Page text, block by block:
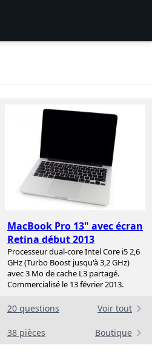
MacBook Pro 13" avec écran
Retina début 2013
Processeur dual-core Intel Core i5 2,6
GHz (Turbo Boost jusqu'à 3,2 GHz)
avec 3 Mo de cache L3 partagé.
Commercialisé le 13 février 2013.
20 questions Voir tout
38 pièces Boutique